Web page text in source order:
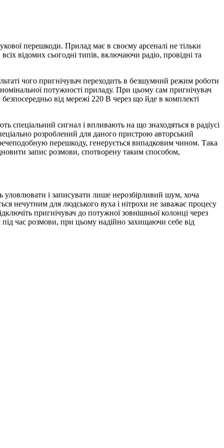
перешкоди. Прилад має в своєму арсеналі не тільки
відомих сьогодні типів, включаючи радіо, провідні та
чого пригнічувач переходить в безшумний режим роботи
потужності приладу. При цьому сам пригнічувач
від мережі 220 В через що йде в комплекті
сигнал і впливають на що знаходяться в радіусі
розроблений для даного пристрою авторський
перешкоду, генерується випадковим чином. Така
запис розмови, спотворену таким способом,
уловлювати і записувати лише нерозбірливий шум, хоча
нечутним для людського вуха і нітрохи не заважає процесу
пригнічувач до потужної зовнішньої колонці через
час розмови, при цьому надійно захищаючи себе від